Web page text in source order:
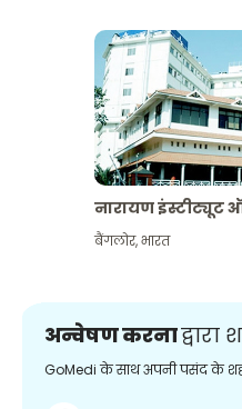
नारायण इंस्टीट्यूट
बैंगलोर,भारत
अन्वेषण करनाद्वारा
GoMedi के साथ अपनी पसंद के